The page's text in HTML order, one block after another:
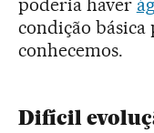
poderia haver
condição básica
conhecemos.
Difícil